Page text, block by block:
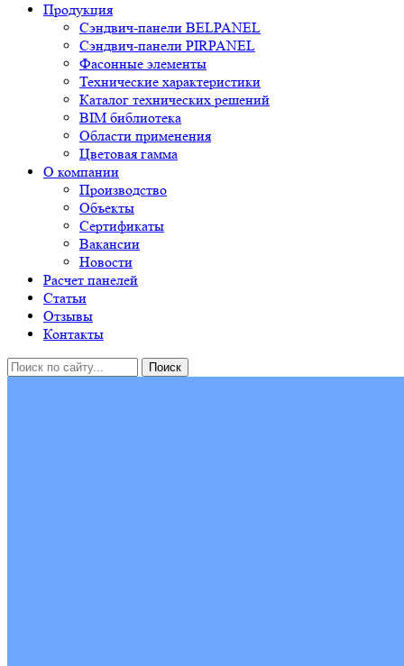
Продукция
Сэндвич-панели BELPANEL
Сэндвич-панели PIRPANEL
Фасонные элементы
Технические характеристики
Каталог технических решений
BIM библиотека
Области применения
Цветовая гамма
О компании
Производство
Объекты
Сертификаты
Вакансии
Новости
Расчет панелей
Статьи
Отзывы
Контакты